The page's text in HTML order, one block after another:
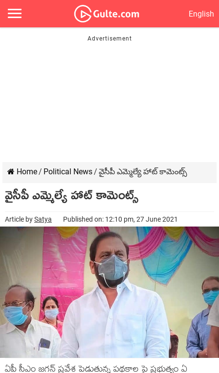
English
Home/ Political News/ వైసీపీ ఎమ్మెల్యే హాట్ కామెంట్స్‌
వైసీపీ ఎమ్మెల్యే హాట్ కామెంట్స్‌
Article bySatya Published on: 12:10 pm, 27 June 2021